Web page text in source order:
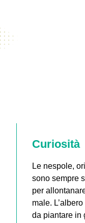
Curiosità
Le nespole,
sono sempre
per
male.
da piantare in